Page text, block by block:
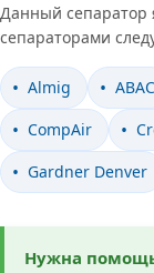
Данный сепаратор
сепараторами
Almig ABAC
CompAir
Gardner Denver
Нужна